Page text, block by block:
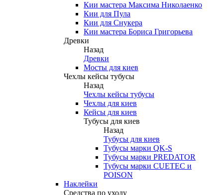
Кии мастера Максима Николаенко
Кии для Пула
Кии для Снукера
Кии мастера Бориса Григорьева
Древки
Назад
Древки
Мосты для киев
Чехлы кейсы тубусы
Назад
Чехлы кейсы тубусы
Чехлы для киев
Кейсы для киев
Тубусы для киев
Назад
Тубусы для киев
Тубусы марки QK-S
Тубусы марки PREDATOR
Тубусы марки CUETEC и
POISON
Наклейки
Средства по уходу